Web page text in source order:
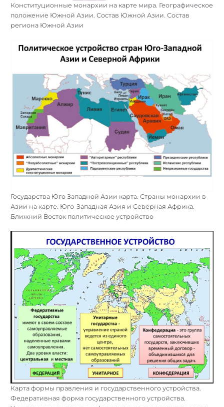
Конституционные монархии на карте мира. Географическое
положение Южной Азии. Состав Южной Азии. Состав
региона Южной Азии
Государства Юго Западной Азии карта. Страны монархии в
Азии на карте. Юго-Западная Азия и Северная Африка.
Ближний Восток политическое устройство
Карта формы правления и государственного устройства.
Федеративная форма государственного устройства.